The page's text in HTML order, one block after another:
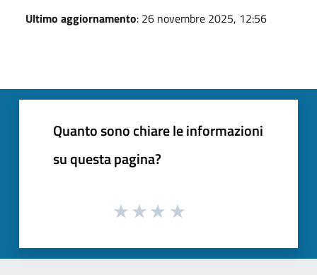
Ultimo aggiornamento: 26 novembre 2025, 12:56
Quanto sono chiare le informazioni
su questa pagina?